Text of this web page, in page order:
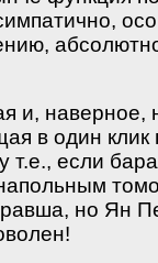
и, наверное,
в один клик
т.е., если
но Ян